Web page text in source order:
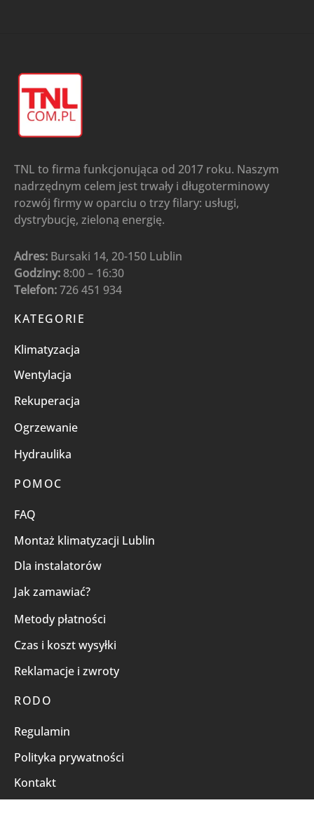
TNL to firma funkcjonująca od 2017 roku. Naszym
nadrzędnym celem jest trwały i długoterminowy
rozwój firmy w oparciu o trzy filary: usługi,
dystrybucję, zieloną energię.
Adres: Bursaki 14, 20-150 Lublin
Godziny: 8:00 – 16:30
Telefon:726 451 934
KATEGORIE
Klimatyzacja
Wentylacja
Rekuperacja
Ogrzewanie
Hydraulika
POMOC
FAQ
Montaż klimatyzacji Lublin
Dla instalatorów
Jak zamawiać?
Metody płatności
Czas i koszt wysyłki
Reklamacje i zwroty
RODO
Regulamin
Polityka prywatności
Kontakt